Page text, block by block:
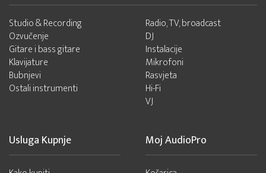
Studio & Recording
Ozvučenje
Gitare i bass gitare
Klavijature
Bubnjevi
Ostali instrumenti
Radio, TV, broadcast
DJ
Instalacije
Mikrofoni
Rasvjeta
Hi-Fi
VJ
Usluga Kupnje Moj AudioPro